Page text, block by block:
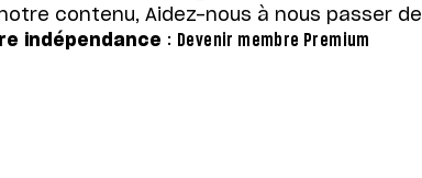
contenu, Aidez-nous à nous passer de
indépendance : Devenir membre Premium